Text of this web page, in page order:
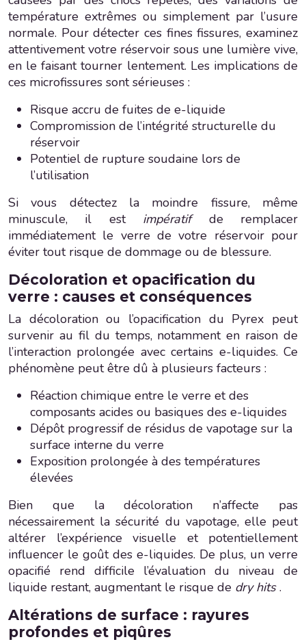
température extrêmes ou simplement par l’usure
normale. Pour détecter ces fines fissures, examinez
attentivement votre réservoir sous une lumière vive,
en le faisant tourner lentement. Les implications de
ces microfissures sont sérieuses :
Risque accru de fuites de e-liquide
Compromission de l’intégrité structurelle du
réservoir
Potentiel de rupture soudaine lors de
l’utilisation
Si vous détectez la moindre fissure, même
minuscule, il est impératif de remplacer
immédiatement le verre de votre réservoir pour
éviter tout risque de dommage ou de blessure.
Décoloration et opacification du
verre : causes et conséquences
La décoloration ou l’opacification du Pyrex peut
survenir au fil du temps, notamment en raison de
l’interaction prolongée avec certains e-liquides. Ce
phénomène peut être dû à plusieurs facteurs :
Réaction chimique entre le verre et des
composants acides ou basiques des e-liquides
Dépôt progressif de résidus de vapotage sur la
surface interne du verre
Exposition prolongée à des températures
élevées
Bien que la décoloration n’affecte pas
nécessairement la sécurité du vapotage, elle peut
altérer l’expérience visuelle et potentiellement
influencer le goût des e-liquides. De plus, un verre
opacifié rend difficile l’évaluation du niveau de
liquide restant, augmentant le risque de dry hits.
Altérations de surface : rayures
profondes et piqûres